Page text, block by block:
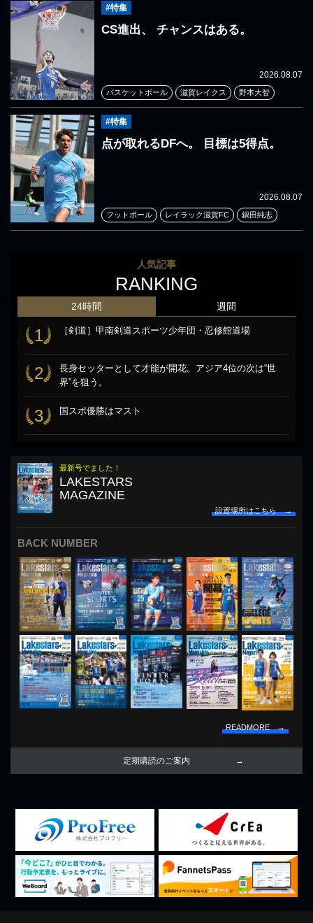
#特集
CS進出、 チャンスはある。
2026.08.07
バスケットボール 滋賀レイクス 野本大智
#特集
点が取れるDFへ。 目標は5得点。
2026.08.07
フットボール レイラック滋賀FC 鍋田純志
人気記事
RANKING
24時間
1 ［剣道］甲南剣道スポーツ少年団・忍修館道場
2
長身セッターとして才能が開花。アジア4位の次は“世
界”を狙う。
3 国スポ優勝はマスト
週間
最新号でました！
LAKESTARS
MAGAZINE
設置場所はこちら →
BACK NUMBER
READMORE →
定期購読のご案内